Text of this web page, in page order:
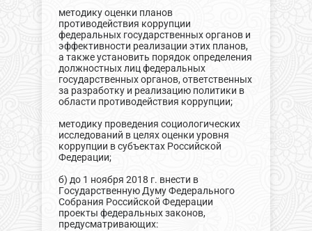
методику оценки планов
противодействия коррупции
федеральных государственных органов и
эффективности реализации этих планов,
а также установить порядок определения
должностных лиц федеральных
государственных органов, ответственных
за разработку и реализацию политики в
области противодействия коррупции;
методику проведения социологических
исследований в целях оценки уровня
коррупции в субъектах Российской
Федерации;
б) до 1 ноября 2018 г. внести в
Государственную Думу Федерального
Собрания Российской Федерации
проекты федеральных законов,
предусматривающих: